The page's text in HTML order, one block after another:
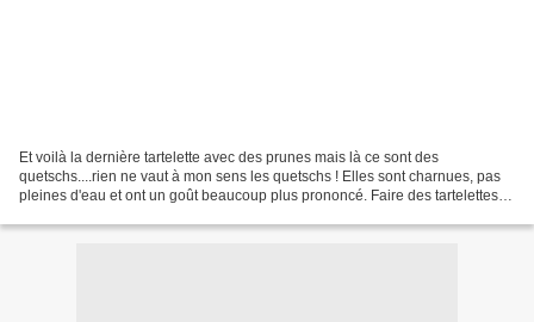
Et voilà la dernière tartelette avec des prunes mais là ce sont des
quetschs....rien ne vaut à mon sens les quetschs ! Elles sont charnues, pas
pleines d'eau et ont un goût beaucoup plus prononcé. Faire des tartelettes